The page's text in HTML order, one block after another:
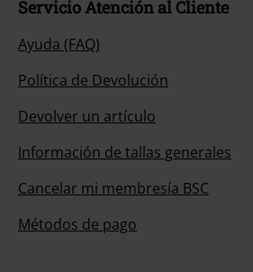
Servicio Atención al Cliente
Ayuda (FAQ)
Política de Devolución
Devolver un artículo
Información de tallas generales
Cancelar mi membresía BSC
Métodos de pago